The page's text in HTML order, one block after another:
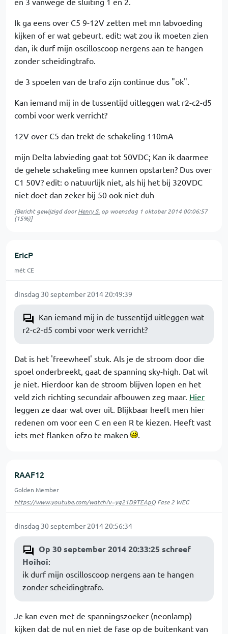
Ik ga eens over C5 9-12V zetten met mn labvoeding
kijken of er wat gebeurt. edit: wat zou ik moeten zien
dan, ik durf mijn oscilloscoop nergens aan te hangen
zonder scheidingtrafo.
de 3 spoelen van de trafo zijn continue dus "ok".
Kan iemand mij in de tussentijd uitleggen wat r2-c2-d5
combi voor werk verricht?
12V over C5 dan trekt de schakeling 110mA
mijn Delta labvieding gaat tot 50VDC; Kan ik daarmee
de gehele schakeling mee kunnen opstarten? Dus over
C1 50V? edit: o natuurlijk niet, als hij het bij 320VDC
niet doet dan zeker bij 50 ook niet duh
[Bericht gewijzigd doorHenry S. op woensdag 1 oktober 2014 00:06:57
(15%)]
EricP
mét CE
dinsdag 30 september 2014 20:49:39
Kan iemand mij in de tussentijd uitleggen wat
r2-c2-d5 combi voor werk verricht?
Dat is het 'freewheel' stuk. Als je de stroom door die
spoel onderbreekt, gaat de spanning sky-high. Dat wil
je niet. Hierdoor kan de stroom blijven lopen en het
veld zich richting secundair afbouwen zeg maar. Hier
leggen ze daar wat over uit. Blijkbaar heeft men hier
redenen om voor een C en een R te kiezen. Heeft vast
iets met flanken ofzo te maken
RAAF12
Golden Member
https://www.youtube.com/watch?v=yg21D9TEApQFase 2 WEC
dinsdag 30 september 2014 20:56:34
Op 30 september 2014 20:33:25 schreef
Hoihoi:
ik durf mijn oscilloscoop nergens aan te hangen
zonder scheidingtrafo.
Je kan even met de spanningszoeker (neonlamp)
kijken dat de nul en niet de fase op de buitenkant van